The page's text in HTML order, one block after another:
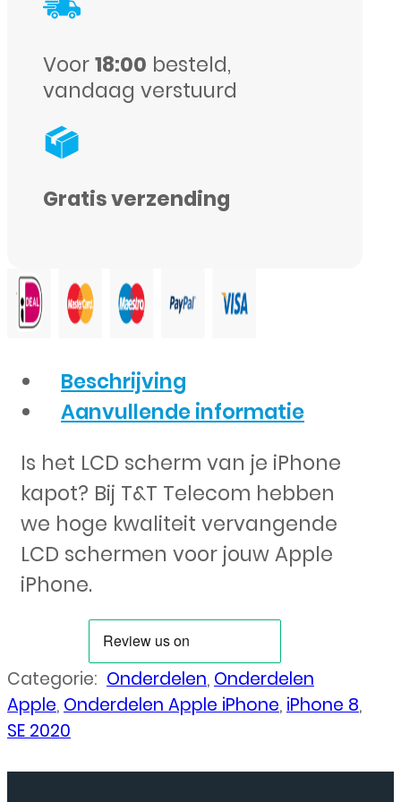
aantal
Voor18:00 besteld,
vandaag verstuurd
Gratis verzending
Beschrijving
Aanvullende informatie
Is het LCD scherm van je iPhone
kapot? Bij T&T Telecom hebben
we hoge kwaliteit vervangende
LCD schermen voor jouw Apple
iPhone.
Categorie: Onderdelen, Onderdelen
Apple, Onderdelen Apple iPhone, iPhone 8,
SE 2020